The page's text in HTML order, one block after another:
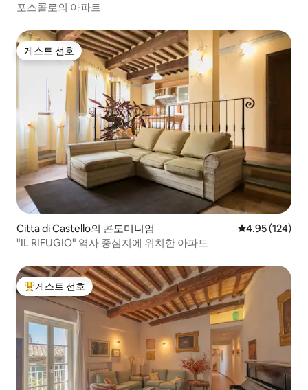
포스콜로의 아파트
게스트 선호
게스트 선호
Citta di Castello의 콘도미니엄 평점 4.95점(5
4.95 (124)
"IL RIFUGIO" 역사 중심지에 위치한 아파트
상위 게스트 선호
게스트 선호